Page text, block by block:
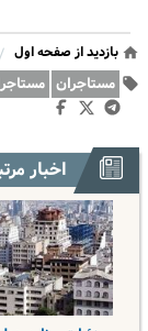
بازدید از صفحه اول
مستاجران
اخبار